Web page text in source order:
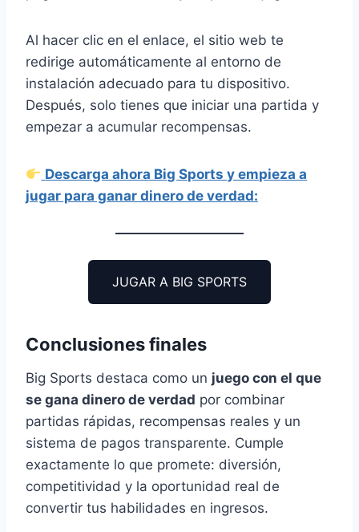
Al hacer clic en el enlace, el sitio web te
redirige automáticamente al entorno de
instalación adecuado para tu dispositivo.
Después, solo tienes que iniciar una partida y
empezar a acumular recompensas.
Descarga ahora Big Sports y empieza a
jugar para ganar dinero de verdad:
JUGAR A BIG SPORTS
Conclusiones finales
Big Sports destaca como un juego con el que
se gana dinero de verdad por combinar
partidas rápidas, recompensas reales y un
sistema de pagos transparente. Cumple
exactamente lo que promete: diversión,
competitividad y la oportunidad real de
convertir tus habilidades en ingresos.